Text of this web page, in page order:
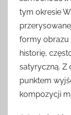
tym okresie
formy obrazu
historię,
satyryczną. Z
punktem
kompozycji